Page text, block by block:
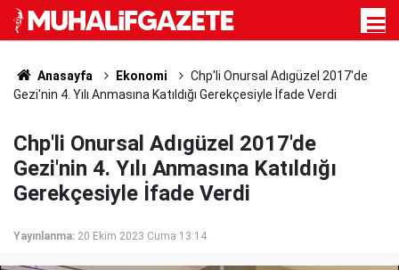
Anasayfa Ekonomi
Chp'li Onursal Adıgüzel 2017'de
Gezi'nin 4. Yılı Anmasına Katıldığı Gerekçesiyle İfade Verdi
Chp'li Onursal Adıgüzel 2017'de
Gezi'nin 4. Yılı Anmasına Katıldığı
Gerekçesiyle İfade Verdi
Yayınlanma: 20 Ekim 2023 Cuma 13:14